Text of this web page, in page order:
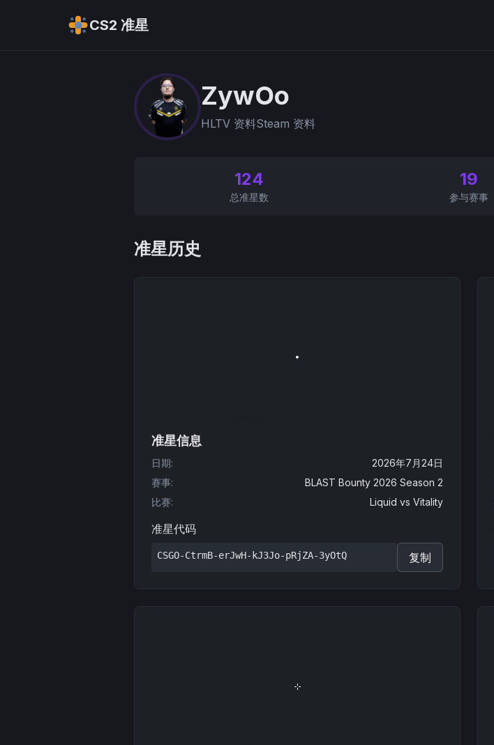
CS2 准星
ZywOo
HLTV 资料Steam 资料
124
总准星数
19
参与赛事
准星历史
准星信息
日期:
2026年7月24日
赛事:
BLAST Bounty 2026 Season 2
比赛: Liquid vs Vitality
准星代码
CSGO-CtrmB-erJwH-kJ3Jo-pRjZA-3yOtQ 复制